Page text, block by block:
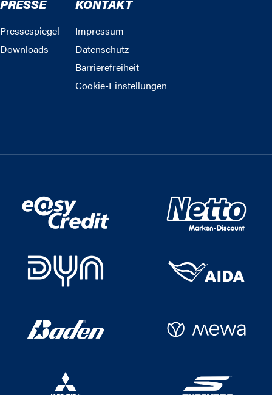
PRESSE
Pressespiegel
Downloads
KONTAKT
Impressum
Datenschutz
Barrierefreiheit
Cookie-Einstellungen